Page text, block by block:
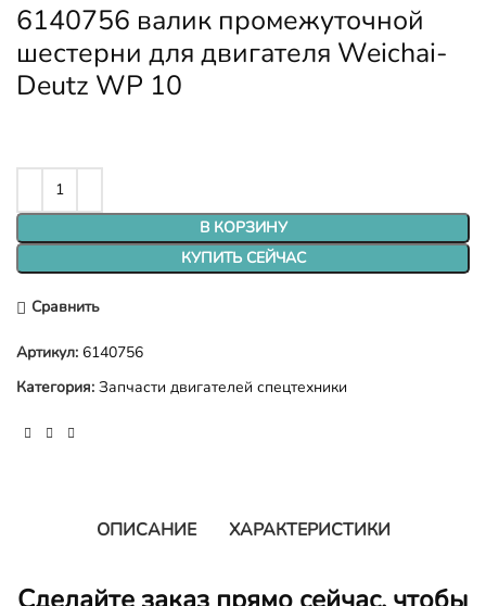
6140756 валик промежуточной
шестерни для двигателя Weichai-
Deutz WP 10
В КОРЗИНУ
КУПИТЬ СЕЙЧАС
Сравнить
Артикул: 6140756
Категория: Запчасти двигателей спецтехники
ОПИСАНИЕ ХАРАКТЕРИСТИКИ